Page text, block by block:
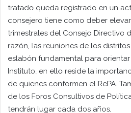
tratado queda registrado en un
consejero tiene como deber
trimestrales del Consejo Directivo
razón, las reuniones de los
eslabón fundamental para
Instituto, en ello reside la
de quienes conformen el RePA.
de los Foros Consultivos de
tendrán lugar cada dos años.